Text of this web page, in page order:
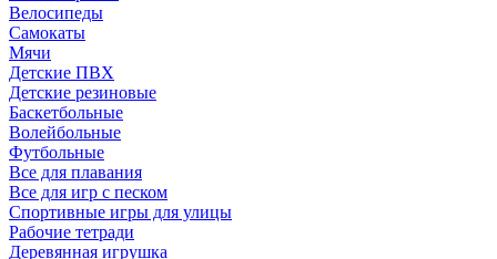
Велосипеды
Самокаты
Мячи
Детские ПВХ
Детские резиновые
Баскетбольные
Волейбольные
Футбольные
Все для плавания
Все для игр с песком
Спортивные игры для улицы
Рабочие тетради
Деревянная игрушка